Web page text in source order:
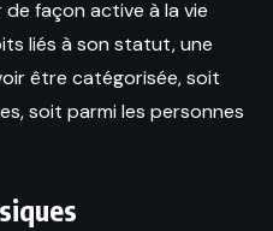
de façon active à la vie
liés à son statut, une
être catégorisée, soit
soit parmi les personnes